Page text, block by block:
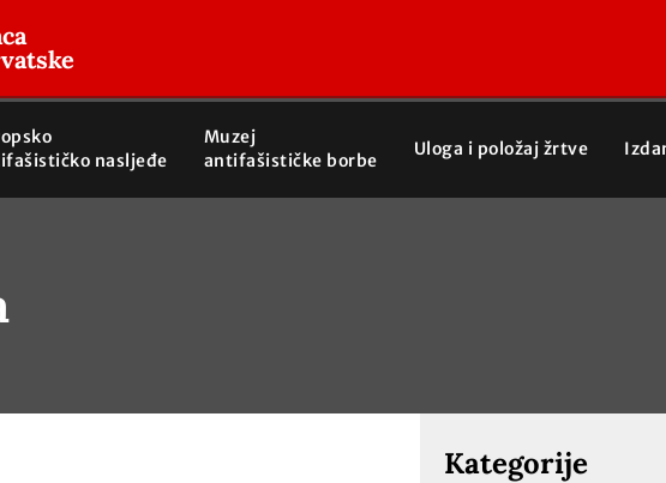
nasljeđe
Muzej
antifašističke borbe
Uloga i položaj žrtve
Kategorije